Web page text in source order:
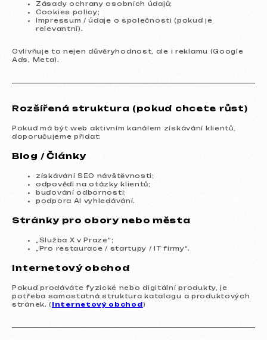
Zásady ochrany osobních údajů;
Cookies policy;
Impressum / údaje o společnosti (pokud je
relevantní).
Ovlivňuje to nejen důvěryhodnost, ale i reklamu (Google
Ads, Meta).
Rozšířená struktura (pokud chcete růst)
Pokud má být web aktivním kanálem získávání klientů,
doporučujeme přidat:
Blog / Články
získávání SEO návštěvnosti;
odpovědi na otázky klientů;
budování odbornosti;
podpora AI vyhledávání.
Stránky pro obory nebo města
„Služba X v Praze“;
„Pro restaurace / startupy / IT firmy“.
Internetový obchod
Pokud prodáváte fyzické nebo digitální produkty, je
potřeba samostatná struktura katalogu a produktových
stránek. (Internetový obchod)